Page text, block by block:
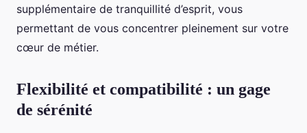
supplémentaire de tranquillité d’esprit, vous
permettant de vous concentrer pleinement sur votre
cœur de métier.
Flexibilité et compatibilité : un gage
de sérénité